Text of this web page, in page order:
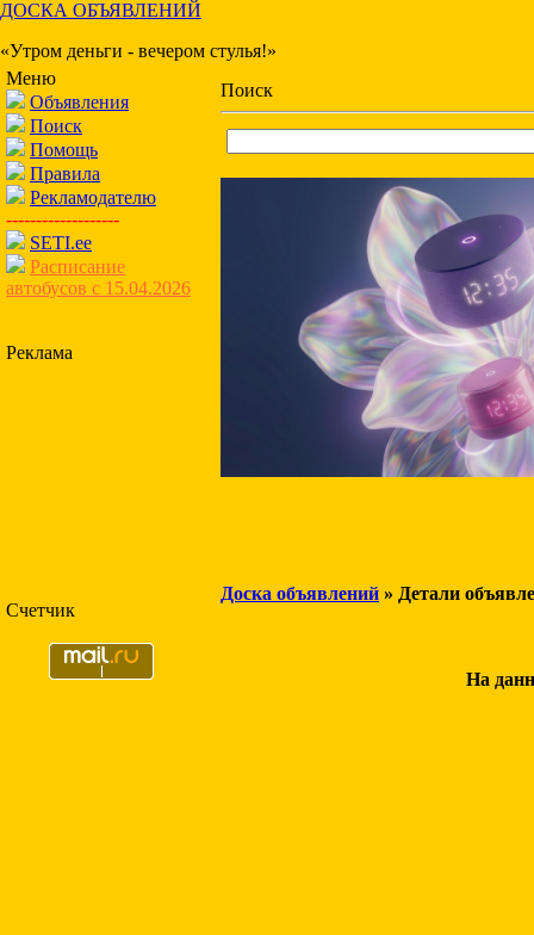
ДОСКА ОБЪЯВЛЕНИЙ
«Утром деньги - вечером стулья!»
Меню
Объявления
Поиск
Помощь
Правила
Рекламодателю
-------------------
SETI.ee
Расписание
автобусов с 15.04.2026
Реклама
Счетчик
Поиск
Доска объявлений » Детали
На